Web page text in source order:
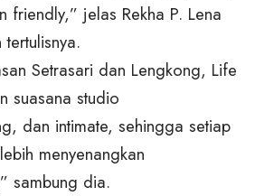
friendly,” jelas Rekha P. Lena
Setrasari dan Lengkong, Life
suasana studio
dan intimate, sehingga setiap
menyenangkan
sambung dia.